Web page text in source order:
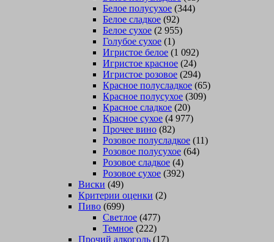
Белое полусухое (344)
Белое сладкое (92)
Белое сухое (2 955)
Голубое сухое (1)
Игристое белое (1 092)
Игристое красное (24)
Игристое розовое (294)
Красное полусладкое (65)
Красное полусухое (309)
Красное сладкое (20)
Красное сухое (4 977)
Прочее вино (82)
Розовое полусладкое (11)
Розовое полусухое (64)
Розовое сладкое (4)
Розовое сухое (392)
Виски (49)
Критерии оценки (2)
Пиво (699)
Светлое (477)
Темное (222)
Прочий алкоголь (17)